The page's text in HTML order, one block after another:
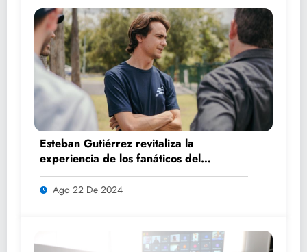
Esteban Gutiérrez revitaliza la
experiencia de los fanáticos del
automovilismo con DRIVER 1
Ago 22 De 2024